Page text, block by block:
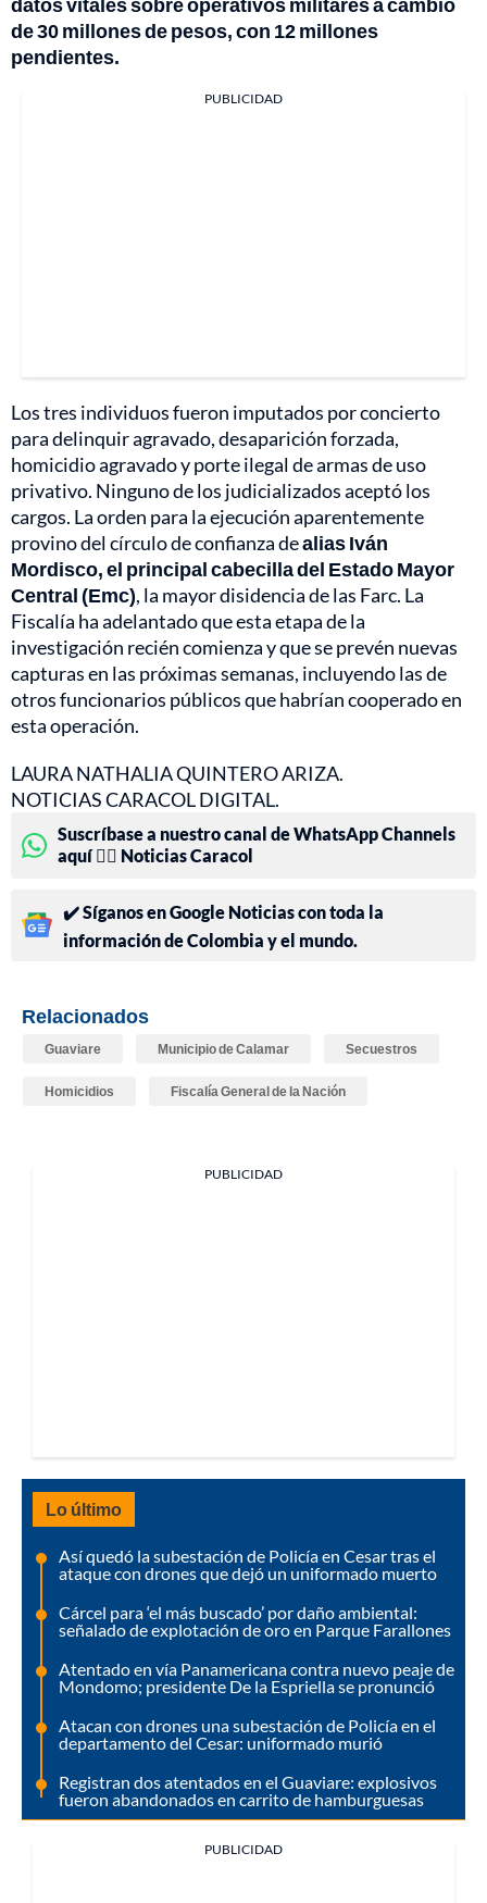
de 30 millones de pesos, con 12 millones
pendientes.
PUBLICIDAD
Los tres individuos fueron imputados por concierto
para delinquir agravado, desaparición forzada,
homicidio agravado y porte ilegal de armas de uso
privativo. Ninguno de los judicializados aceptó los
cargos. La orden para la ejecución aparentemente
provino del círculo de confianza dealias Iván
Mordisco, el principal cabecilla del Estado Mayor
Central (Emc), la mayor disidencia de las Farc. La
Fiscalía ha adelantado que esta etapa de la
investigación recién comienza y que se prevén nuevas
capturas en las próximas semanas, incluyendo las de
otros funcionarios públicos que habrían cooperado en
esta operación.
LAURA NATHALIA QUINTERO ARIZA.
NOTICIAS CARACOL DIGITAL.
Suscríbase a nuestro canal de WhatsApp Channels
aquí 👉🏻 Noticias Caracol
✔️ Síganos en Google Noticias con toda la
información de Colombia y el mundo.
Relacionados
Guaviare Municipio de Calamar Secuestros
Homicidios Fiscalía General de la Nación
PUBLICIDAD
Lo último
Así quedó la subestación de Policía en Cesar tras el
ataque con drones que dejó un uniformado muerto
Cárcel para ‘el más buscado’ por daño ambiental:
señalado de explotación de oro en Parque Farallones
Atentado en vía Panamericana contra nuevo peaje de
Mondomo; presidente De la Espriella se pronunció
Atacan con drones una subestación de Policía en el
departamento del Cesar: uniformado murió
Registran dos atentados en el Guaviare: explosivos
fueron abandonados en carrito de hamburguesas
PUBLICIDAD